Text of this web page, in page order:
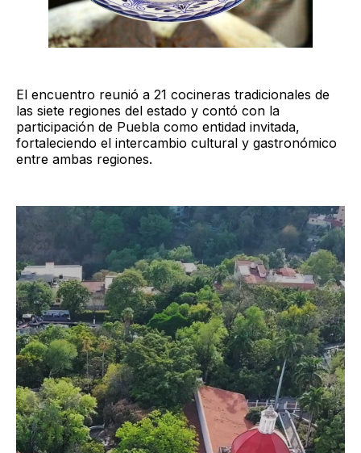
El encuentro reunió a 21 cocineras tradicionales de
las siete regiones del estado y contó con la
participación de Puebla como entidad invitada,
fortaleciendo el intercambio cultural y gastronómico
entre ambas regiones.